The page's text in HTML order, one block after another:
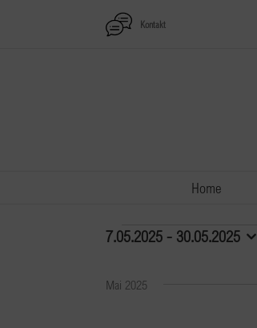
Kontakt
Home
Veranstaltungen
7.05.2025 - 30.05.2025
Mai 2025